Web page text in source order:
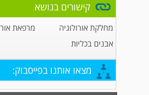
קישורים בנושא
מחלקת אורולוגיה
מרפאת
אבנים בכליות
מצאו אותנו בפייסבוק: